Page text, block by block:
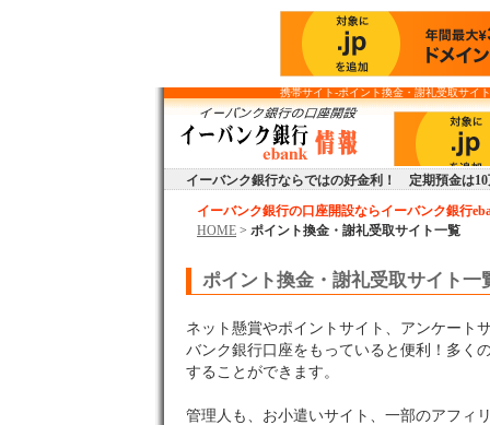
携帯サイト-ポイント換金・謝礼受取サイ
イーバンク銀行ならではの好金利！ 定期預金は
イーバンク銀行の口座開設ならイーバンク銀行
HOME > ポイント換金・謝礼受取サイト一覧
ポイント換金・謝礼受取サイト一
ネット懸賞やポイントサイト、アンケート
バンク銀行口座をもっていると便利！多く
することができます。
管理人も、お小遣いサイト、一部のアフィ